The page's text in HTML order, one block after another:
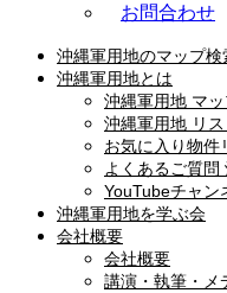
お問合わせ
沖縄軍用地のマップ検
沖縄軍用地とは
沖縄軍用地 マ
沖縄軍用地 リ
お気に入り物件
よくあるご質問
YouTubeチャン
沖縄軍用地を学ぶ会
会社概要
会社概要
講演・執筆・メ